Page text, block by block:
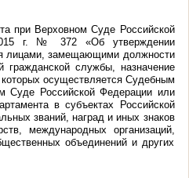
при Верховном Суде Российской
г. № 372 «Об утверждении
лицами, замещающими должности
гражданской службы, назначение
осуществляется Судебным
Суде Российской Федерации или
в субъектах Российской
званий, наград и иных знаков
международных организаций,
объединений и других